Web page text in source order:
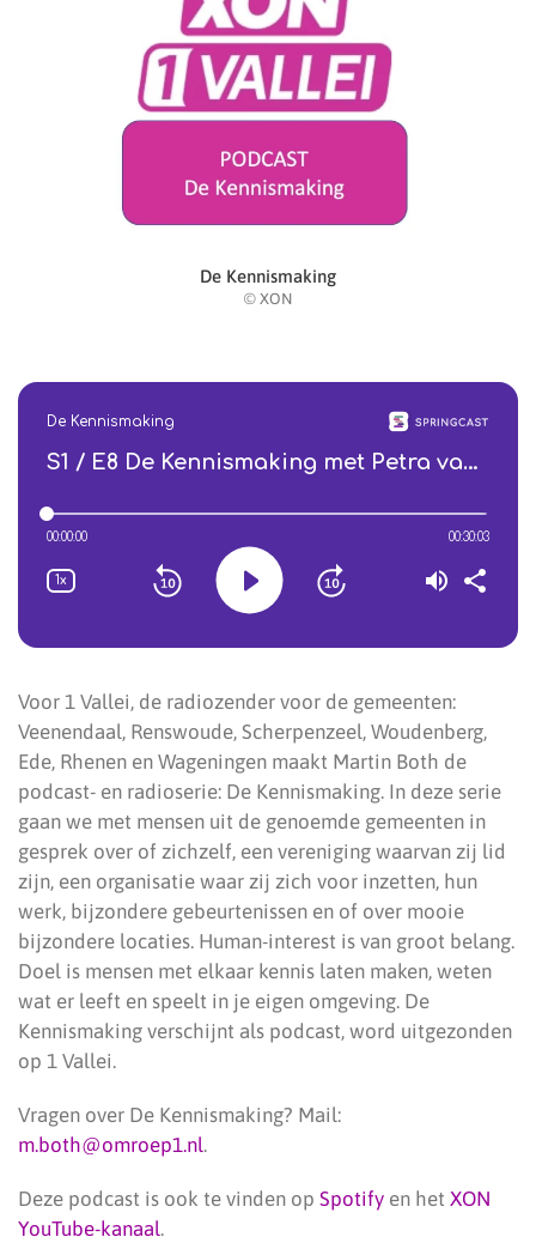
De Kennismaking
© XON
Voor 1 Vallei, de radiozender voor de gemeenten:
Veenendaal, Renswoude, Scherpenzeel, Woudenberg,
Ede, Rhenen en Wageningen maakt Martin Both de
podcast- en radioserie: De Kennismaking. In deze serie
gaan we met mensen uit de genoemde gemeenten in
gesprek over of zichzelf, een vereniging waarvan zij lid
zijn, een organisatie waar zij zich voor inzetten, hun
werk, bijzondere gebeurtenissen en of over mooie
bijzondere locaties. Human-interest is van groot belang.
Doel is mensen met elkaar kennis laten maken, weten
wat er leeft en speelt in je eigen omgeving. De
Kennismaking verschijnt als podcast, word uitgezonden
op 1 Vallei.
Vragen over De Kennismaking? Mail:
m.both@omroep1.nl.
Deze podcast is ook te vinden op Spotify en het XON
YouTube-kanaal.